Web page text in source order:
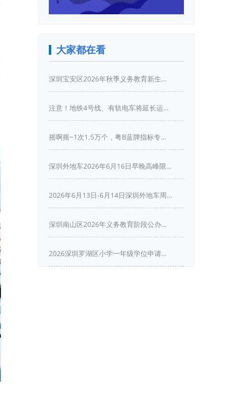
大家都在看
深圳宝安区2026年秋季义务教育新生入学指引
注意！地铁4号线、有轨电车将延长运营服务！
摇啊摇~1次1.5万个，粤B蓝牌指标专项摇号又来啦！
深圳外地车2026年6月16日早晚高峰限行详情
2026年6月13日-6月14日深圳外地车周末限行吗
深圳南山区2026年义务教育阶段公办学校新生入学申请指南
2026深圳罗湖区小学一年级学位申请指南